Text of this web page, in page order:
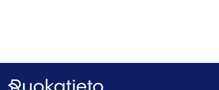
Ruokatieto